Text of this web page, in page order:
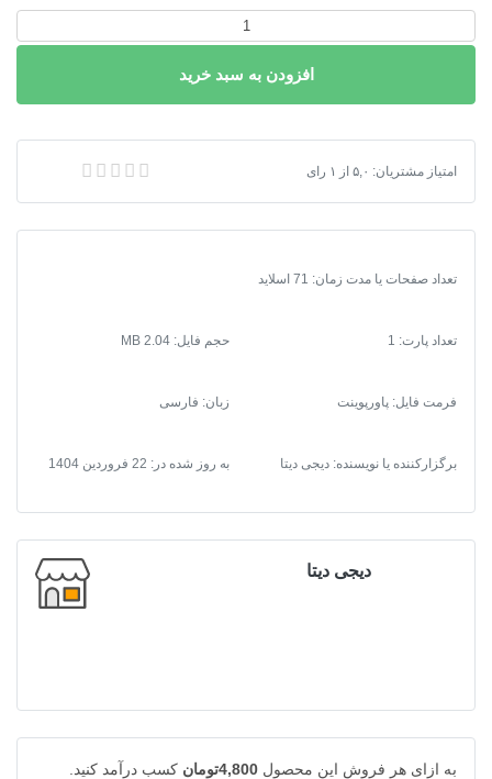
خلاصه
راهنمای
عدد
افزودن به سبد خرید
پاورپوینت خلاصه کتاب راهنمای طراحی شهری
امتیاز مشتریان: ۵,۰ از ۱ رای
تعداد صفحات یا مدت زمان: 71 اسلاید
تعداد پارت: 1 حجم فایل: 2.04 MB
فرمت فایل: پاورپوینت زبان: فارسی
برگزارکننده یا نویسنده: دیجی دیتا به روز شده در: 22 فروردین 1404
دیجی دیتا
به ازای هر فروش این محصول 4,800تومان کسب درآمد کنید.